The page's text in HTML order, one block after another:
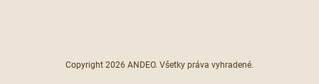
Copyright 2026 ANDEO. Všetky práva vyhradené.